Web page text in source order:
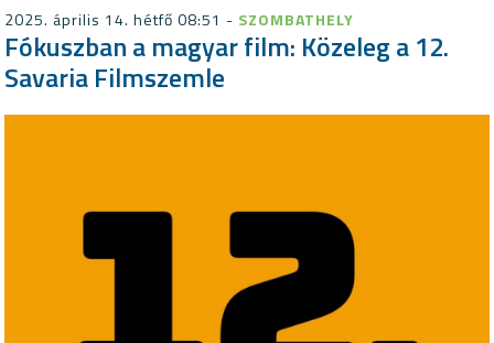
2025. április 14. hétfő 08:51 - SZOMBATHELY
Fókuszban a magyar film: Közeleg a 12.
Savaria Filmszemle